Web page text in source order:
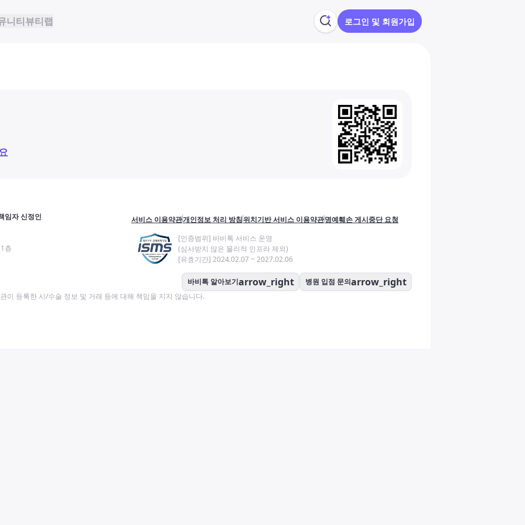
니티뷰티랩 로그인 및 회원가입
임자 신정인
층
서비스 이용약관개인정보 처리 방침위치기반 서비스 이용약관명예훼손 게시중단 요청
[인증범위] 바비톡 서비스 운영
(심사받지 않은 물리적 인프라 제외)
[유효기간] 2024.02.07 ~ 2027.02.06
바비톡 알아보기arrow_right 병원 입점 문의arrow_right
이 등록한 시/수술 정보 및 거래 등에 대해 책임을 지지 않습니다.